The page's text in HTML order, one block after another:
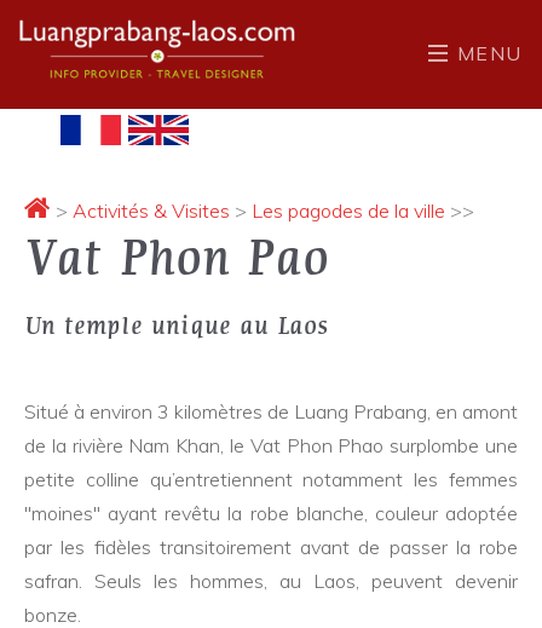
MENU
> Activités & Visites > Les pagodes de la ville >>
Vat Phon Pao
Un temple unique au Laos
Situé à environ 3 kilomètres de Luang Prabang, en amont
de la rivière Nam Khan, le Vat Phon Phao surplombe une
petite colline qu’entretiennent notamment les femmes
"moines" ayant revêtu la robe blanche, couleur adoptée
par les fidèles transitoirement avant de passer la robe
safran. Seuls les hommes, au Laos, peuvent devenir
bonze.